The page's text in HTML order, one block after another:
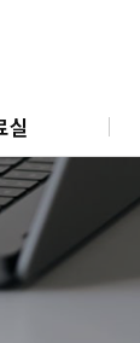
실
럼